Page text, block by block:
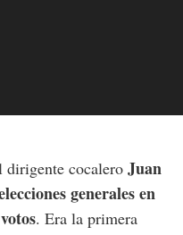
dirigente cocaleroJuan
generales en
. Era la primera